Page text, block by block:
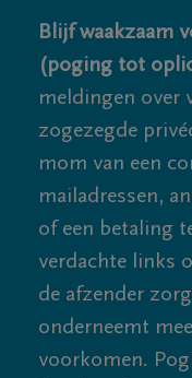
Blijf waakzaam
(poging tot
meldingen over
zogezegde
mom van een
mailadressen,
of een betaling
verdachte links
de afzender
onderneemt
voorkomen.